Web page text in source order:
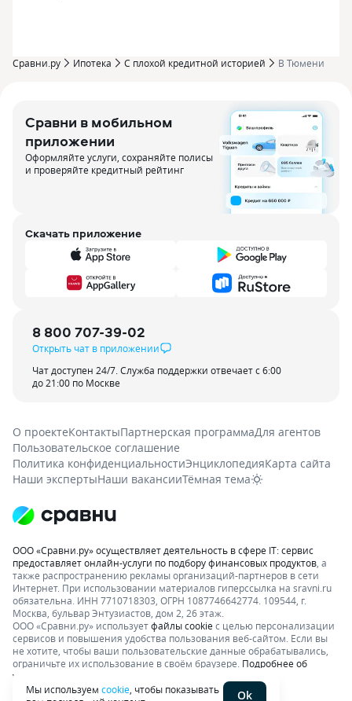
Сравни.ру Ипотека С плохой кредитной историей В Тюмени
Сравни в мобильном
приложении
Оформляйте услуги, сохраняйте полисы
и проверяйте кредитный рейтинг
Скачать приложение
8 800 707-39-02
Открыть чат в приложении
Чат доступен 24/7. Служба поддержки отвечает с 6:00
до 21:00 по Москве
О проектеКонтактыПартнерская программаДля агентов
Пользовательское соглашение
Политика конфиденциальностиЭнциклопедияКарта сайта
Наши экспертыНаши вакансииТёмная тема
ООО «Сравни.ру» осуществляет деятельность в сфере IT: сервис
предоставляет онлайн-услуги по подбору финансовых продуктов , а
также распространению рекламы организаций-партнеров в сети
Интернет. При использовании материалов гиперссылка на sravni.ru
обязательна. ИНН 7710718303, ОГРН 1087746642774. 109544, г.
Москва, бульвар Энтузиастов, дом 2, 26 этаж.
ООО «Сравни.ру» используетфайлы cookieс целью персонализации
сервисов и повышения удобства пользования веб-сайтом. Если вы
не хотите, чтобы ваши пользовательские данные обрабатывались,
ограничьте их использование в своём браузере. Подробнее об
условиях.
Мы используем cookie , чтобы показывать
Ok